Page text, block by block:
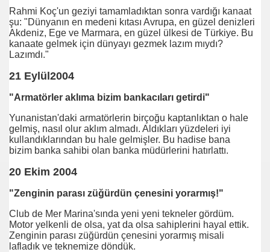
Rahmi Koç'un geziyi tamamladıktan sonra vardığı kanaat
şu: "Dünyanın en medeni kıtası Avrupa, en güzel denizleri
Akdeniz, Ege ve Marmara, en güzel ülkesi de Türkiye. Bu
kanaate gelmek için dünyayı gezmek lazım mıydı?
Lazımdı."
21 Eylül2004
"Armatörler aklıma bizim bankacıları getirdi"
Yunanistan'daki armatörlerin birçoğu kaptanlıktan o hale
gelmiş, nasıl olur aklım almadı. Aldıkları yüzdeleri iyi
kullandıklarından bu hale gelmişler. Bu hadise bana
bizim banka sahibi olan banka müdürlerini hatırlattı.
20 Ekim 2004
"Zenginin parası züğürdün çenesini yorarmış!"
Club de Mer Marina'sında yeni yeni tekneler gördüm.
Motor yelkenli de olsa, yat da olsa sahiplerini hayal ettik.
Zenginin parası züğürdün çenesini yorarmış misali
lafladık ve teknemize döndük.